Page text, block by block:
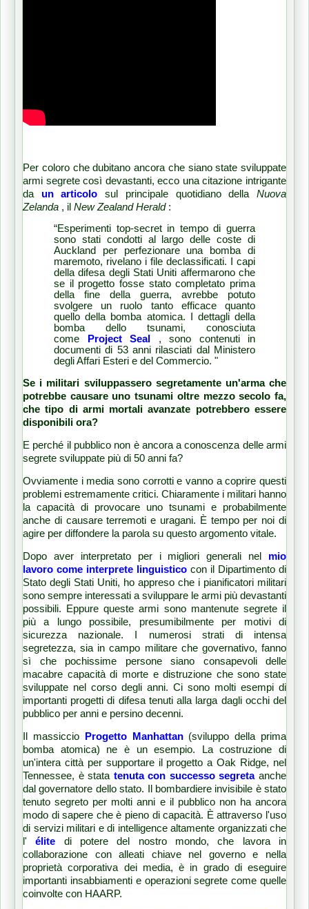
Per coloro che dubitano ancora che siano state sviluppate
armi segrete così devastanti, ecco una citazione intrigante
da un articolo sul principale quotidiano dellaNuova
Zelanda , il New Zealand Herald:
“Esperimenti top-secret in tempo di guerra
sono stati condotti al largo delle coste di
Auckland per perfezionare una bomba di
maremoto, rivelano i file declassificati. I capi
della difesa degli Stati Uniti affermarono che
se il progetto fosse stato completato prima
della fine della guerra, avrebbe potuto
svolgere un ruolo tanto efficace quanto
quello della bomba atomica. I dettagli della
bomba dello tsunami, conosciuta
come Project Seal , sono contenuti in
documenti di 53 anni rilasciati dal Ministero
degli Affari Esteri e del Commercio. "
Se i militari sviluppassero segretamente un'arma che
potrebbe causare uno tsunami oltre mezzo secolo fa,
che tipo di armi mortali avanzate potrebbero essere
disponibili ora?
E perché il pubblico non è ancora a conoscenza delle armi
segrete sviluppate più di 50 anni fa?
Ovviamente i media sono corrotti e vanno a coprire questi
problemi estremamente critici. Chiaramente i militari hanno
la capacità di provocare uno tsunami e probabilmente
anche di causare terremoti e uragani. È tempo per noi di
agire per diffondere la parola su questo argomento vitale.
Dopo aver interpretato per i migliori generali nel mio
lavoro come interprete linguistico con il Dipartimento di
Stato degli Stati Uniti, ho appreso che i pianificatori militari
sono sempre interessati a sviluppare le armi più devastanti
possibili. Eppure queste armi sono mantenute segrete il
più a lungo possibile, presumibilmente per motivi di
sicurezza nazionale. I numerosi strati di intensa
segretezza, sia in campo militare che governativo, fanno
sì che pochissime persone siano consapevoli delle
macabre capacità di morte e distruzione che sono state
sviluppate nel corso degli anni. Ci sono molti esempi di
importanti progetti di difesa tenuti alla larga dagli occhi del
pubblico per anni e persino decenni.
Il massiccio Progetto Manhattan(sviluppo della prima
bomba atomica) ne è un esempio. La costruzione di
un'intera città per supportare il progetto a Oak Ridge, nel
Tennessee, è stata tenuta con successo segretaanche
dal governatore dello stato. Il bombardiere invisibile è stato
tenuto segreto per molti anni e il pubblico non ha ancora
modo di sapere che è pieno di capacità. È attraverso l'uso
di servizi militari e di intelligence altamente organizzati che
l'élite di potere del nostro mondo, che lavora in
collaborazione con alleati chiave nel governo e nella
proprietà corporativa dei media, è in grado di eseguire
importanti insabbiamenti e operazioni segrete come quelle
coinvolte con HAARP.